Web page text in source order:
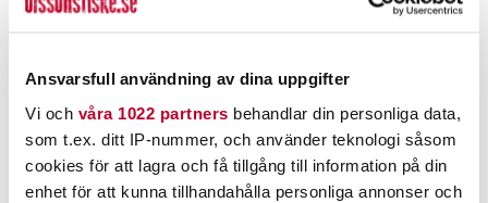
Ansvarsfull användning av dina uppgifter
Vi och våra 1022 partners behandlar din personliga data,
som t.ex. ditt IP-nummer, och använder teknologi såsom
cookies för att lagra och få tillgång till information på din
enhet för att kunna tillhandahålla personliga annonser och
Green Ghost
Nuvarande pris:
99,00 krTidigare pris :
99,00 kr
119,00 kr
Crazy Bluegill
Nuvarande pris:
99,00 krTidigare pris:
99,00 kr
119,00 kr